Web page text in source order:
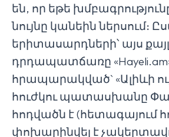
են, որ եթե
նույնը կանեին ներսում։
երիտասարդների՝ այս
դրդապատճառը
հրապարակված` «Ալիևի
հուժկու պատասխանը
հոդվածն է (հետագայում
փոխարինվել է